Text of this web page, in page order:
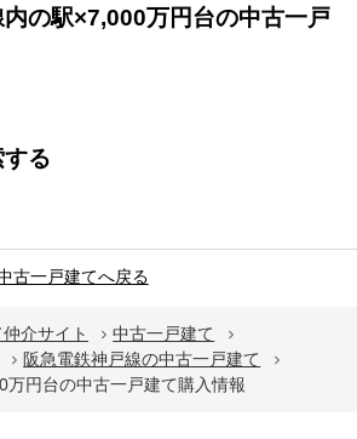
内の駅×7,000万円台の中古一戸
る
古一戸建てへ戻る
介サイト
中古一戸建て
阪急電鉄神戸線の中古一戸建て
万円台の中古一戸建て購入情報